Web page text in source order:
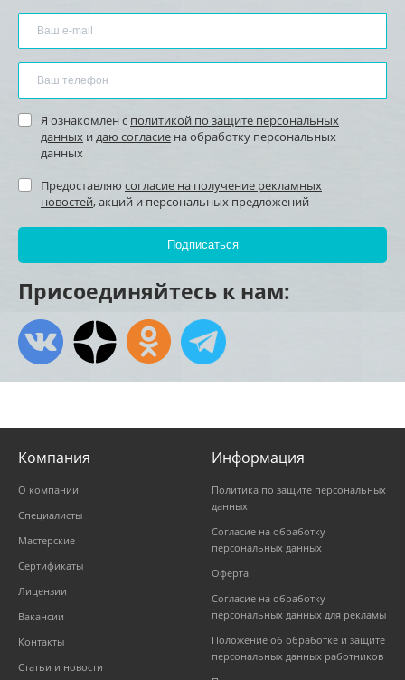
Я ознакомлен с политикой по защите персональных
данных и даю согласие на обработку персональных
данных
Предоставляю согласие на получение рекламных
новостей, акций и персональных предложений
Присоединяйтесь к нам:
Компания
О компании
Специалисты
Мастерские
Сертификаты
Лицензии
Вакансии
Контакты
Статьи и новости
Информация
Политика по защите персональных
данных
Согласие на обработку
персональных данных
Оферта
Согласие на обработку
персональных данных для рекламы
Положение об обработке и защите
персональных данных работников